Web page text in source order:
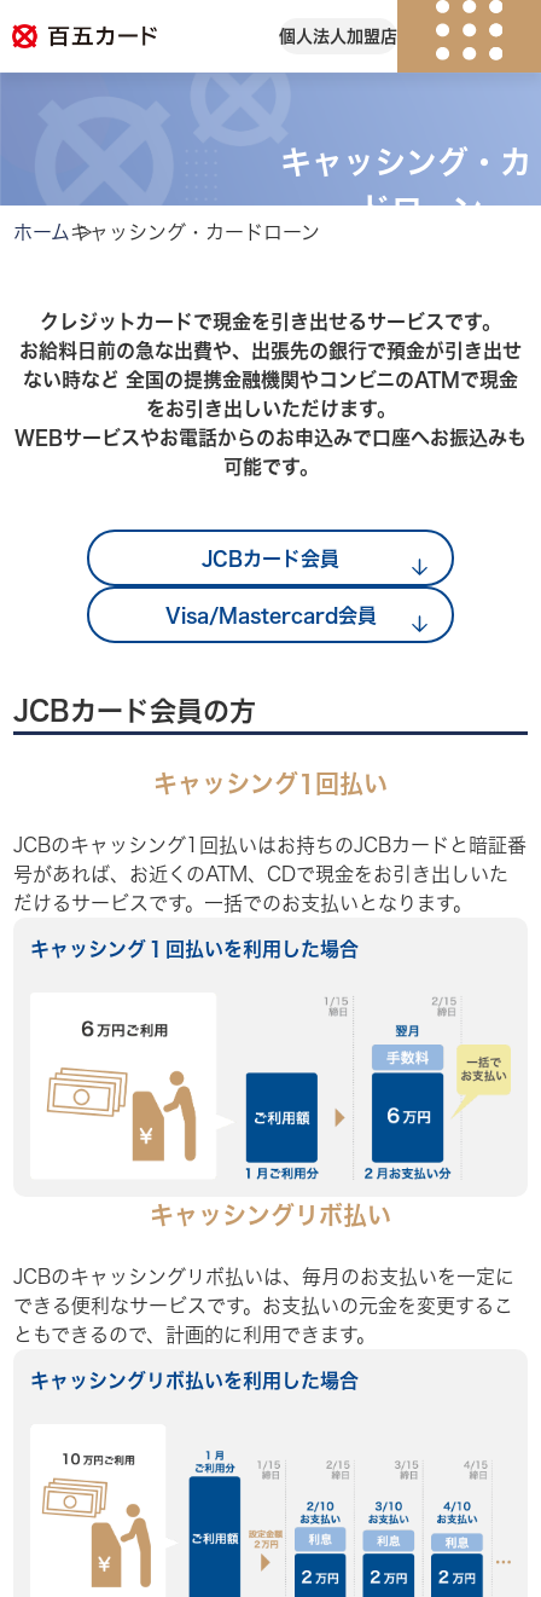
個人 法人加盟店
キャンペーン
カード一覧
カードのサービス
よくある質問
法人のお客様 加盟店のお客様
お知らせ
キャッシング・カ
ードローン
ホームキャッシング・カードローン
クレジットカードで現金を引き出せるサービスです。
お給料日前の急な出費や、出張先の銀行で預金が引き出せ
ない時など 全国の提携金融機関やコンビニのATMで現金
をお引き出しいただけます。
WEBサービスやお電話からのお申込みで口座へお振込みも
可能です。
JCBカード会員
Visa/Mastercard会員
JCBカード会員の方
キャッシング1回払い
JCBのキャッシング1回払いはお持ちのJCBカードと暗証番
号があれば、お近くのATM、CDで現金をお引き出しいた
だけるサービスです。一括でのお支払いとなります。
キャッシング１回払いを利用した場合
キャッシングリボ払い
JCBのキャッシングリボ払いは、毎月のお支払いを一定に
できる便利なサービスです。お支払いの元金を変更するこ
ともできるので、計画的に利用できます。
キャッシングリボ払いを利用した場合